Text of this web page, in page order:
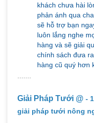
khách chưa hài
phản ánh qua
sẽ hỗ trợ bạn
luôn lắng nghe
hàng và sẽ giải
chính sách đưa
hàng cũ quý hơn
Giải Pháp Tưới @ -
giải pháp tưới nông